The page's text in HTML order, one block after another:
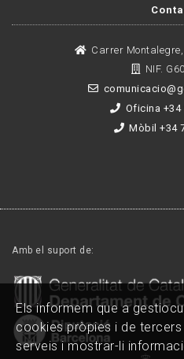
Carrer
NIF.
Oficina +34
Mòbil +34
Amb el suport de:
Els informem que a
cookies pròpies i de
serveis i mostrar-li